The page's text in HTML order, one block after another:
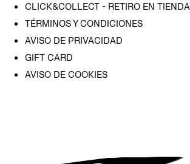
CLICK&COLLECT - RETIRO EN TIENDA
TÉRMINOS Y CONDICIONES
AVISO DE PRIVACIDAD
GIFT CARD
AVISO DE COOKIES